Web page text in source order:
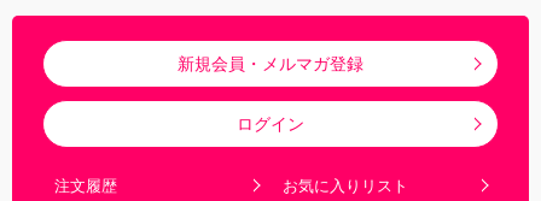
新規会員・メルマガ登録
ログイン
注文履歴 お気に入りリスト